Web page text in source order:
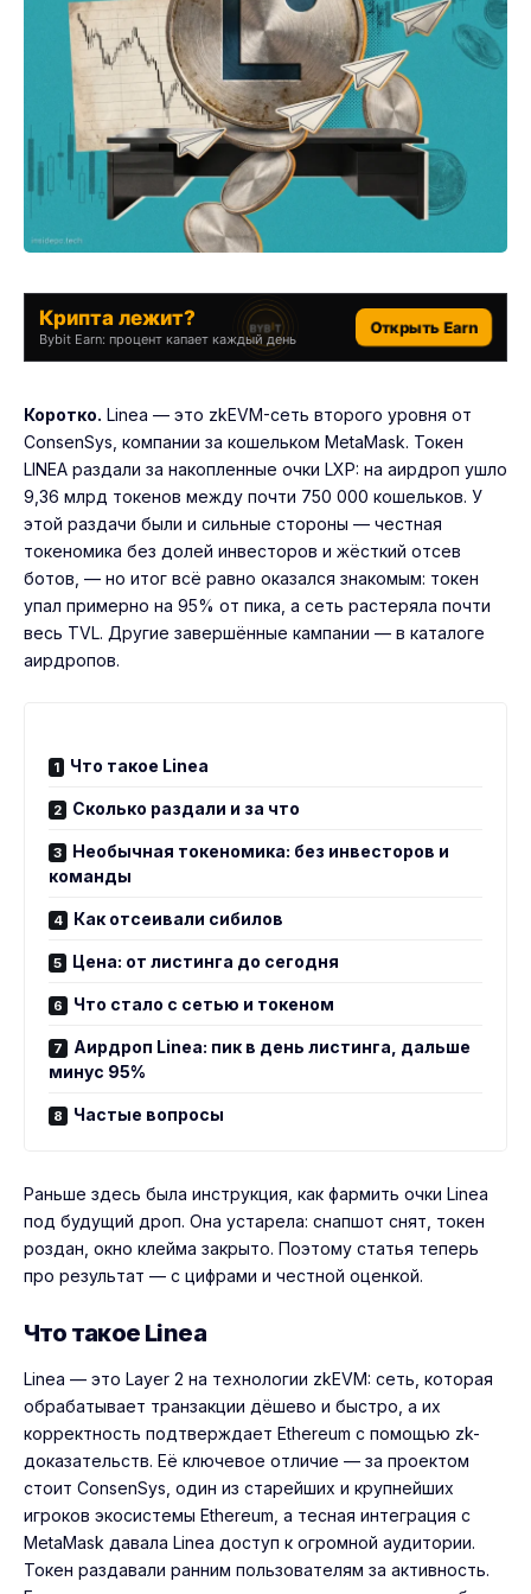
Крипта лежит?
Bybit Earn: процент капает каждый день
Открыть Earn
Коротко. Linea — это zkEVM-сеть второго уровня от
ConsenSys, компании за кошельком MetaMask. Токен
LINEA раздали за накопленные очки LXP: на аирдроп ушло
9,36 млрд токенов между почти 750 000 кошельков. У
этой раздачи были и сильные стороны — честная
токеномика без долей инвесторов и жёсткий отсев
ботов, — но итог всё равно оказался знакомым: токен
упал примерно на 95% от пика, а сеть растеряла почти
весь TVL. Другие завершённые кампании — в каталоге
аирдропов.
Что такое Linea
Сколько раздали и за что
Необычная токеномика: без инвесторов и
команды
Как отсеивали сибилов
Цена: от листинга до сегодня
Что стало с сетью и токеном
Аирдроп Linea: пик в день листинга, дальше
минус 95%
Частые вопросы
Раньше здесь была инструкция, как фармить очки Linea
под будущий дроп. Она устарела: снапшот снят, токен
роздан, окно клейма закрыто. Поэтому статья теперь
про результат — с цифрами и честной оценкой.
Что такое Linea
Linea — это Layer 2 на технологии zkEVM: сеть, которая
обрабатывает транзакции дёшево и быстро, а их
корректность подтверждает Ethereum с помощью zk-
доказательств. Её ключевое отличие — за проектом
стоит ConsenSys, один из старейших и крупнейших
игроков экосистемы Ethereum, а тесная интеграция с
MetaMask давала Linea доступ к огромной аудитории.
Токен раздавали ранним пользователям за активность.